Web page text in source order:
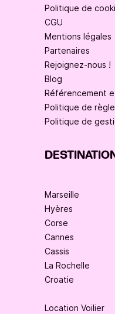
Politique de
CGU
Mentions légales
Partenaires
Rejoignez-nous !
Blog
Référencement
Politique de
Politique de
Marseille
Hyères
Corse
Cannes
Cassis
La Rochelle
Croatie
Location Voilier